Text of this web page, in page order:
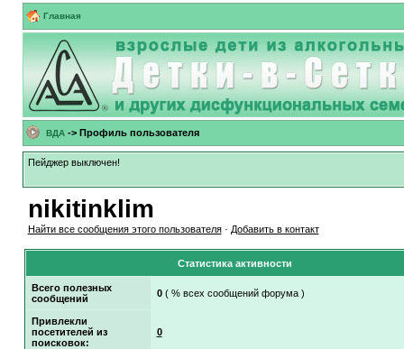
Главная
ВДА-> Профиль пользователя
Пейджер выключен!
nikitinklim
Найти все сообщения этого пользователя· Добавить в контакт
Статистика активности
Всего полезных
сообщений
0( % всех сообщений форума )
Привлекли
посетителей из
поисковок:
0